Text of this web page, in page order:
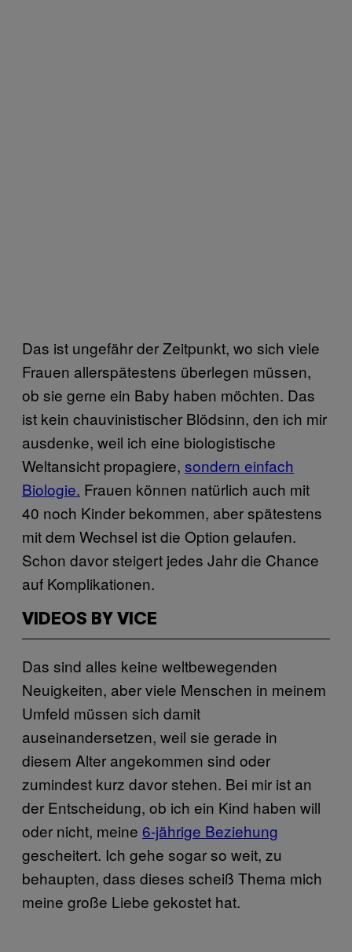
Das ist ungefähr der Zeitpunkt, wo sich viele
Frauen allerspätestens überlegen müssen,
ob sie gerne ein Baby haben möchten. Das
ist kein chauvinistischer Blödsinn, den ich mir
ausdenke, weil ich eine biologistische
Weltansicht propagiere, sondern einfach
Biologie. Frauen können natürlich auch mit
40 noch Kinder bekommen, aber spätestens
mit dem Wechsel ist die Option gelaufen.
Schon davor steigert jedes Jahr die Chance
auf Komplikationen.
VIDEOS BY VICE
Das sind alles keine weltbewegenden
Neuigkeiten, aber viele Menschen in meinem
Umfeld müssen sich damit
auseinandersetzen, weil sie gerade in
diesem Alter angekommen sind oder
zumindest kurz davor stehen. Bei mir ist an
der Entscheidung, ob ich ein Kind haben will
oder nicht, meine 6-jährige Beziehung
gescheitert. Ich gehe sogar so weit, zu
behaupten, dass dieses scheiß Thema mich
meine große Liebe gekostet hat.